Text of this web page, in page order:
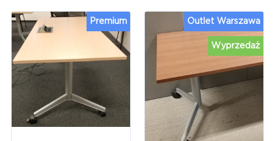
Premium
Wyprzedaż
Outlet Warszawa